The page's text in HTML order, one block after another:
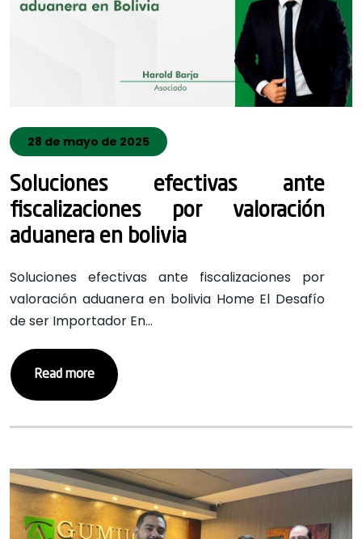
28 de mayo de 2025
Soluciones efectivas ante
fiscalizaciones por valoración
aduanera en bolivia
Soluciones efectivas ante fiscalizaciones por
valoración aduanera en bolivia Home El Desafío
de ser Importador En…
Read more